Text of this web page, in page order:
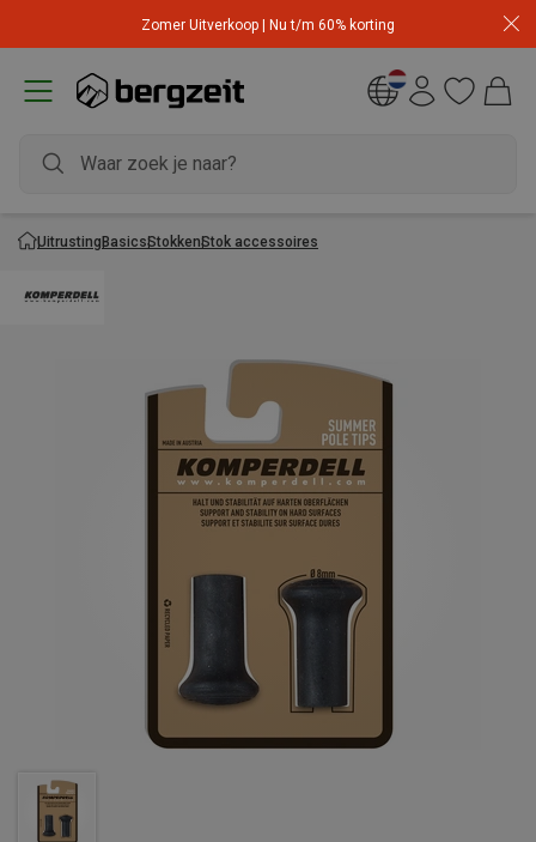
Zomer Uitverkoop | Nu t/m 60% korting
UitrustingBasicsStokkenStok accessoires